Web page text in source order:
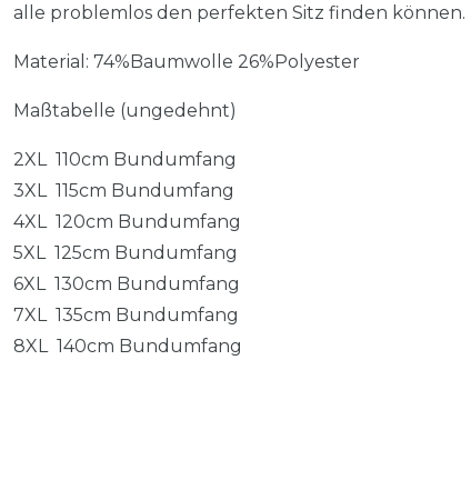
alle problemlos den perfekten Sitz finden können.
Material: 74%Baumwolle 26%Polyester
Maßtabelle (ungedehnt)
2XL 110cm Bundumfang
3XL 115cm Bundumfang
4XL 120cm Bundumfang
5XL 125cm Bundumfang
6XL 130cm Bundumfang
7XL 135cm Bundumfang
8XL 140cm Bundumfang